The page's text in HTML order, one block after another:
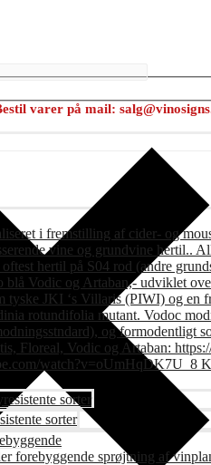
varer på mail:
i fremstilling af cider- og
vine og grundvine hertil..
hertil på S04 rod (andre
blå Vodic og Artaban,- udviklet
tyske JKI ‘s Villaris (PIWI) og en
rotundifolia mutant. Vodoc
og formodentligt
Floreal, Vodic og Artaban:
watch?v=oUmHqDK7U_8
sorter
sorter
forebyggende sprøjtning af